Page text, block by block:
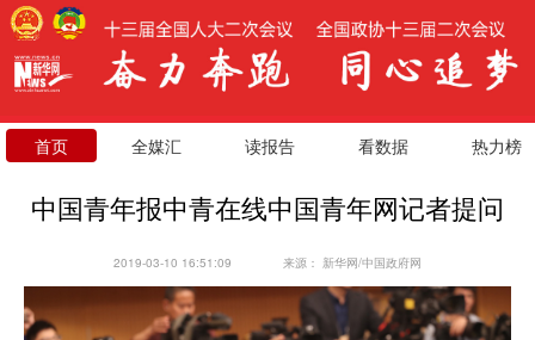
首页 全媒汇 读报告 看数据 热力榜
中国青年报中青在线中国青年网记者提问
2019-03-10 16:51:09 来源： 新华网/中国政府网